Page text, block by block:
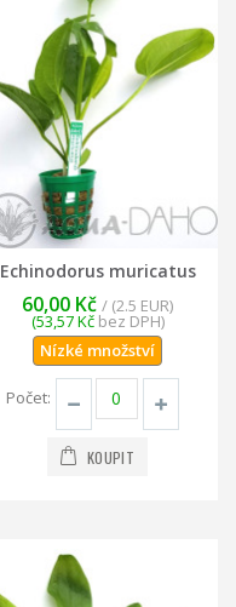
Echinodorus muricatus
60,00 Kč / (2.5 EUR)
(53,57 Kčbez DPH)
Nízké množství
Počet:
KOUPIT